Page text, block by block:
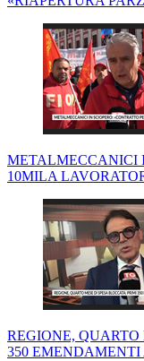
METALMECCANICI
10MILA
REGIONE, QUARTO
350